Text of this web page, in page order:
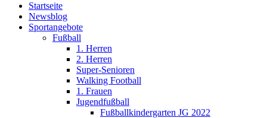
Startseite
Newsblog
Sportangebote
Fußball
1. Herren
2. Herren
Super-Senioren
Walking Football
1. Frauen
Jugendfußball
Fußballkindergarten JG 2022